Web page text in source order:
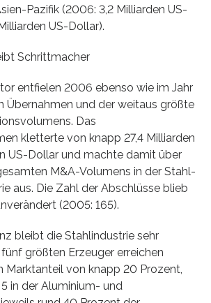
Pazifik (2006: 3,2 Milliarden US-
US-Dollar).
Schrittmacher
entfielen 2006 ebenso wie im Jahr
Übernahmen und der weitaus größte
Das
kletterte von knapp 27,4 Milliarden
US-Dollar und machte damit über
M&A-Volumens in der Stahl-
aus. Die Zahl der Abschlüsse blieb
(2005: 165).
bleibt die Stahlindustrie sehr
größten Erzeuger erreichen
Marktanteil von knapp 20 Prozent,
in der Aluminium- und